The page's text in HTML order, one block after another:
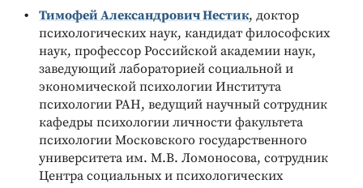
Тимофей Александрович Нестик, доктор
психологических наук, кандидат философских
наук, профессор Российской академии наук,
заведующий лабораторией социальной и
экономической психологии Института
психологии РАН, ведущий научный сотрудник
кафедры психологии личности факультета
психологии Московского государственного
университета им. М.В. Ломоносова, сотрудник
Центра социальных и психологических